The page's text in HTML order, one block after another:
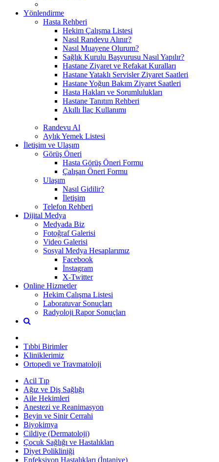
Yönlendirme
Hasta Rehberi
Hekim Çalışma Listesi
Nasıl Randevu Alınır?
Nasıl Muayene Olurum?
Sağlık Kurulu Başvurusu Nasıl Yapılır?
Hastane Ziyaret ve Refakat Kuralları
Hastane Yataklı Servisler Ziyaret Saatleri
Hastane Yoğun Bakım Ziyaret Saatleri
Hasta Hakları ve Sorumlulukları
Hastane Tanıtım Rehberi
Akıllı İlaç Kullanımı
Randevu Al
Aylık Yemek Listesi
İletişim ve Ulaşım
Görüş Öneri
Hasta Görüş Öneri Formu
Çalışan Öneri Formu
Ulaşım
Nasıl Gidilir?
İletişim
Telefon Rehberi
Dijital Medya
Medyada Biz
Fotoğraf Galerisi
Video Galerisi
Sosyal Medya Hesaplarımız
Facebook
İnstagram
X-Twitter
Online Hizmetler
Hekim Çalışma Listesi
Laboratuvar Sonuçları
Radyoloji Rapor Sonuçları
Tıbbi Birimler
Kliniklerimiz
Ortopedi ve Travmatoloji
Acil Tıp
Ağız ve Diş Sağlığı
Aile Hekimleri
Anestezi ve Reanimasyon
Beyin ve Sinir Cerrahi
Biyokimya
Cildiye (Dermatoloji)
Çocuk Sağlığı ve Hastalıkları
Diyet Polikliniği
Enfeksiyon Hastalıkları (İntaniye)